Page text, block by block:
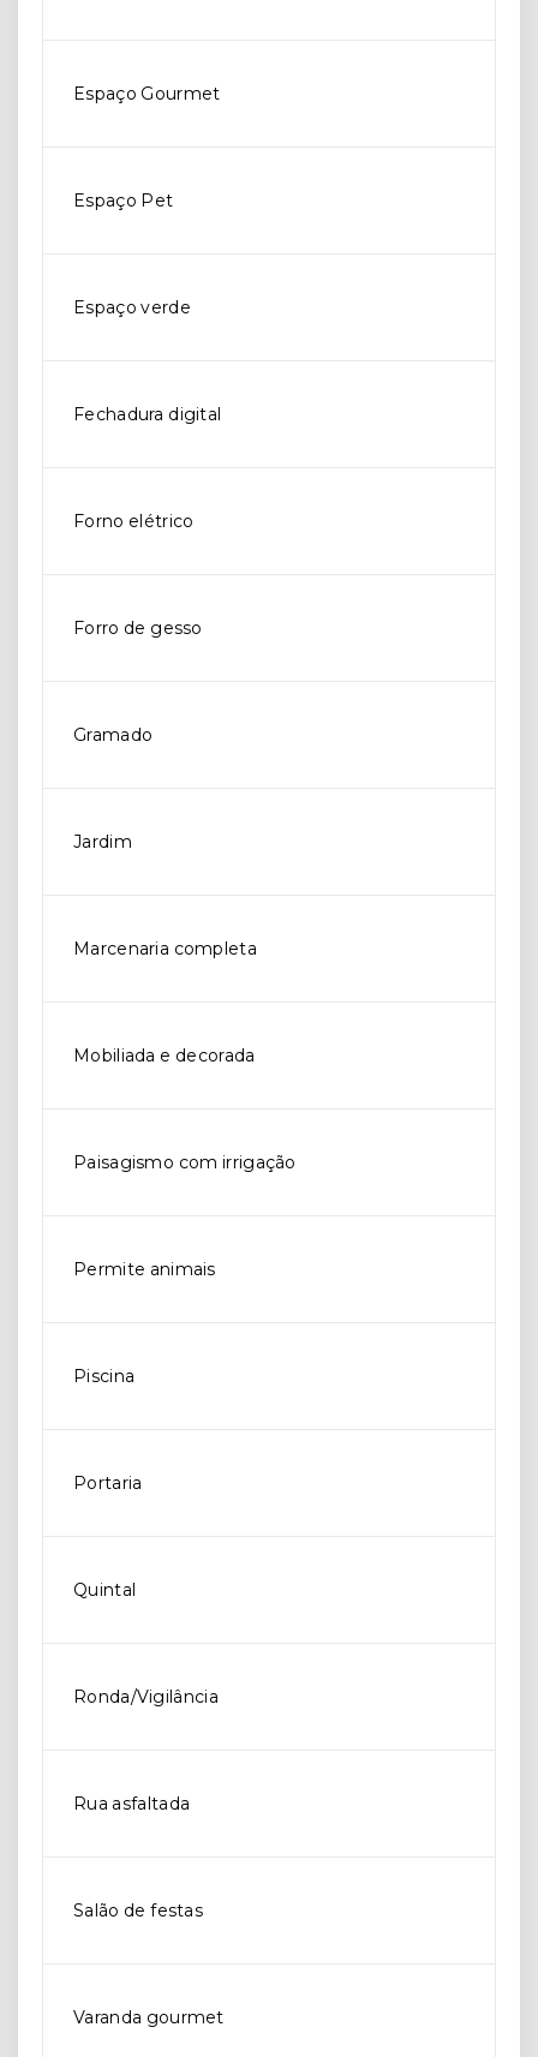
Espaço Gourmet
Espaço Pet
Espaço verde
Fechadura digital
Forno elétrico
Forro de gesso
Gramado
Jardim
Marcenaria completa
Mobiliada e decorada
Paisagismo com irrigação
Permite animais
Piscina
Portaria
Quintal
Ronda/Vigilância
Rua asfaltada
Salão de festas
Varanda gourmet